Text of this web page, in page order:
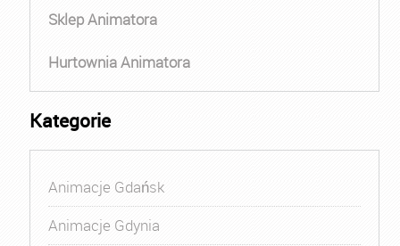
Sklep Animatora
Hurtownia Animatora
Kategorie
Animacje Gdańsk
Animacje Gdynia